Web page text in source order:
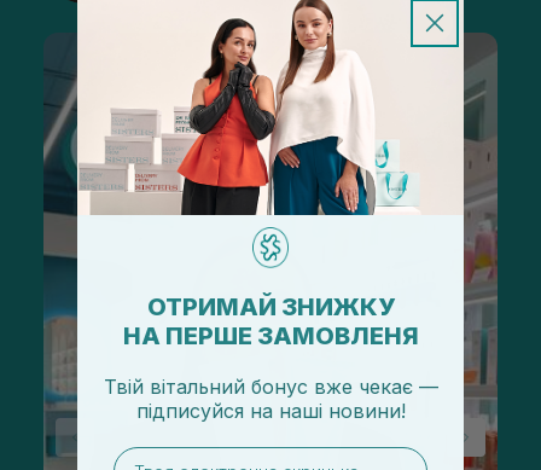
ОТРИМАЙ ЗНИЖКУ
НА ПЕРШЕ ЗАМОВЛЕНЯ
Твій вітальний бонус вже чекає —
підписуйся на наші новини!
email